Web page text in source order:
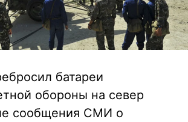
батареи
обороны на север
сообщения СМИ о